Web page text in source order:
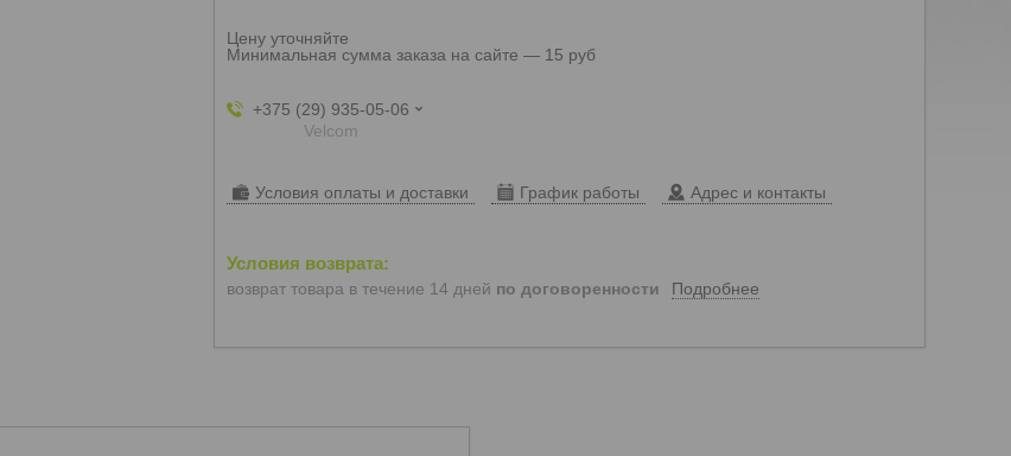
Цену уточняйте
Минимальная сумма заказа на сайте — 15 руб
+375 (29) 935-05-06
Velcom
Условия оплаты и доставки График работы Адрес и контакты
возврат товара в течение 14 дней по договоренности Подробнее